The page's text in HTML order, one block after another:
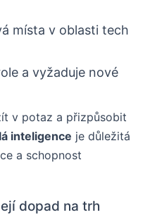
místa v oblasti tech
a vyžaduje nové
v potaz a přizpůsobit
inteligence je důležitá
a schopnost
dopad na trh